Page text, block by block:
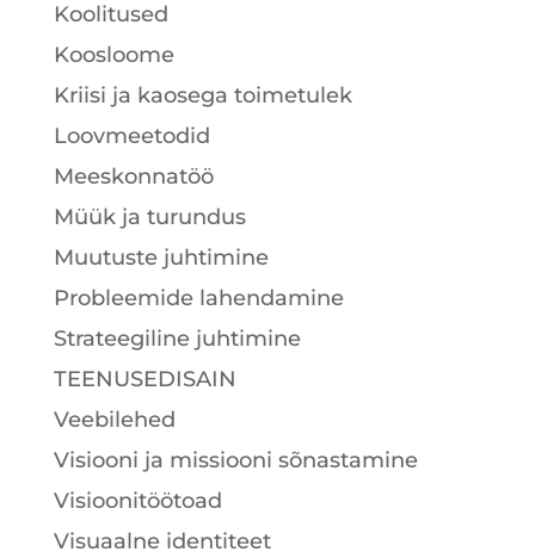
Koolitused
Koosloome
Kriisi ja kaosega toimetulek
Loovmeetodid
Meeskonnatöö
Müük ja turundus
Muutuste juhtimine
Probleemide lahendamine
Strateegiline juhtimine
TEENUSEDISAIN
Veebilehed
Visiooni ja missiooni sõnastamine
Visioonitöötoad
Visuaalne identiteet